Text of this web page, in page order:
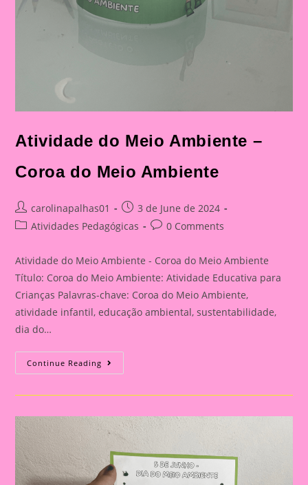
Atividade do Meio Ambiente –
Coroa do Meio Ambiente
Post
author:
carolinapalhas01
Post
published:
3 de June de 2024
PostAtividades Pedagógicas
Post0 Comments
Atividade do Meio Ambiente - Coroa do Meio Ambiente
Título: Coroa do Meio Ambiente: Atividade Educativa para
Crianças Palavras-chave: Coroa do Meio Ambiente,
atividade infantil, educação ambiental, sustentabilidade,
dia do…
Continue Reading Atividade
Do
Ambiente
Do
Meio
Ambiente